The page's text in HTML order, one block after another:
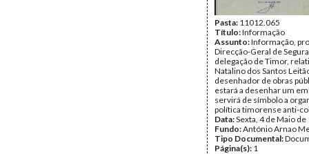
Pasta: 11012.065
Título:Informação
Assunto:Informação,
Direcção-Geral de
delegação de Timor,
Natalino dos Santos
desenhador de obras
estará a desenhar um
servirá de símbolo a
política timorense anti-
Data:Sexta, 4 de Maio de
Fundo:António Arnao
Tipo Documental:
Página(s): 1